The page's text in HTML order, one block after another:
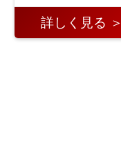
詳しく見る ＞